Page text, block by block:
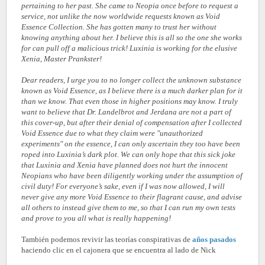
pertaining to her past. She came to Neopia once before to request a
service, not unlike the now worldwide requests known as Void
Essence Collection. She has gotten many to trust her without
knowing anything about her. I believe this is all so the one she works
for can pull off a malicious trick! Luxinia is working for the elusive
Xenia, Master Prankster!
Dear readers, I urge you to no longer collect the unknown substance
known as Void Essence, as I believe there is a much darker plan for it
than we know. That even those in higher positions may know. I truly
want to believe that Dr. Landelbrot and Jerdana are not a part of
this cover-up, but after their denial of compensation after I collected
Void Essence due to what they claim were "unauthorized
experiments" on the essence, I can only ascertain they too have been
roped into Luxinia’s dark plot. We can only hope that this sick joke
that Luxinia and Xenia have planned does not hurt the innocent
Neopians who have been diligently working under the assumption of
civil duty! For everyone’s sake, even if I was now allowed, I will
never give any more Void Essence to their flagrant cause, and advise
all others to instead give them to me, so that I can run my own tests
and prove to you all what is really happening!
También podemos revivir las teorías conspirativas de años pasados
haciendo clic en el cajonera que se encuentra al lado de Nick